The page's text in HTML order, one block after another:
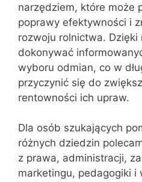
narzędziem, które może
poprawy efektywności i
rozwoju rolnictwa. Dzięki
dokonywać
wyboru odmian, co w
przyczynić się do
rentowności ich upraw.
Dla osób szukających
różnych dziedzin
z prawa, administracji,
marketingu, pedagogiki i